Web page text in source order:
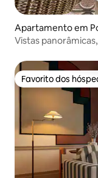
Apartamento em
Vistas
Favorito dos
Favorito dos